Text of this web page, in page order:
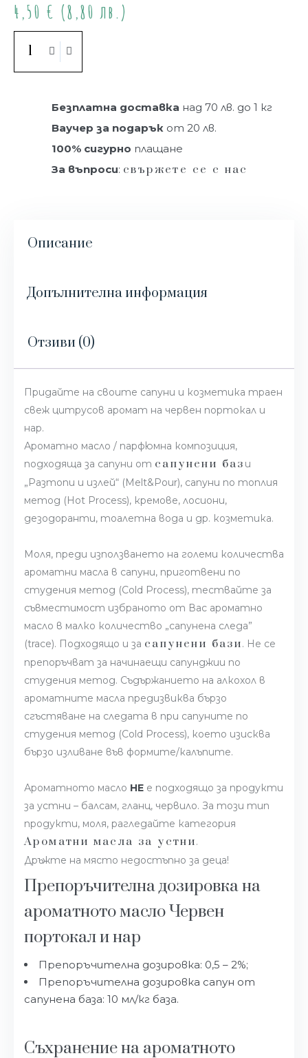
4,50 € (8,80 лв.)
Безплатна доставка над 70 лв. до 1 кг
Ваучер за подарък от 20 лв.
100% сигурно плащане
За въпроси: свържете се с нас
Описание
Допълнителна информация
Отзиви (0)
Придайте на своите сапуни и козметика траен
свеж цитрусов аромат на червен портокал и
нар.
Ароматно масло / парфюмна композиция,
подходяща за сапуни от сапунени баз и
„Разтопи и излей“ (Melt&Pour), сапуни по топлия
метод (Hot Process), кремове, лосиони,
дезодоранти, тоалетна вода и др. козметика.
Моля, преди използването на големи количества
ароматни масла в сапуни, приготвени по
студения метод (Cold Process), тествайте за
съвместимост избраното от Вас ароматно
масло в малко количество „сапунена следа”
(trace). Подходящо и за сапунени бази. Не се
препоръчват за начинаещи сапунджии по
студения метод. Съдържанието на алкохол в
ароматните масла предизвиква бързо
сгъстяване на следата в при сапуните по
студения метод (Cold Process), което изисква
бързо изливане във формите/калъпите.
Ароматното масло НЕ е подходящо за продукти
за устни – балсам, гланц, червило. За този тип
продукти, моля, рагледайте категория
Ароматни масла за устни.
Дръжте на място недостъпно за деца!
Препоръчителна дозировка на
ароматното масло Червен
портокал и нар
Препоръчителна дозировка: 0,5 – 2%;
Препоръчителна дозировка сапун от
сапунена база: 10 мл/кг база.
Съхранение на ароматното